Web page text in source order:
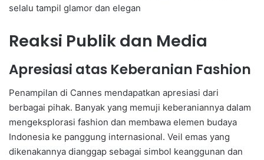
selalu tampil glamor dan elegan
Reaksi Publik dan Media
Apresiasi atas Keberanian Fashion
Penampilan di Cannes mendapatkan apresiasi dari
berbagai pihak. Banyak yang memuji keberaniannya dalam
mengeksplorasi fashion dan membawa elemen budaya
Indonesia ke panggung internasional. Veil emas yang
dikenakannya dianggap sebagai simbol keanggunan dan